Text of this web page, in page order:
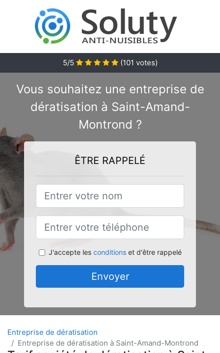
5/5 (101 votes)
Vous souhaitez une entreprise de
dératisation à Saint-Amand-
Montrond ?
ÊTRE RAPPELÉ
J'accepte les conditionset d'être rappelé
Envoyer
Entreprise de dératisation
Entreprise de dératisation à Saint-Amand-Montrond